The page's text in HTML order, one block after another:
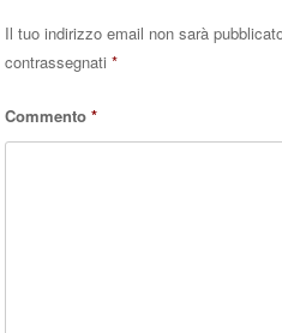
Il tuo indirizzo email non sarà
contrassegnati*
Commento*